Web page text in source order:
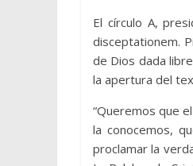
El círculo A,
disceptationem.
de Dios dada
la apertura del
“Queremos que
la conocemos,
proclamar la